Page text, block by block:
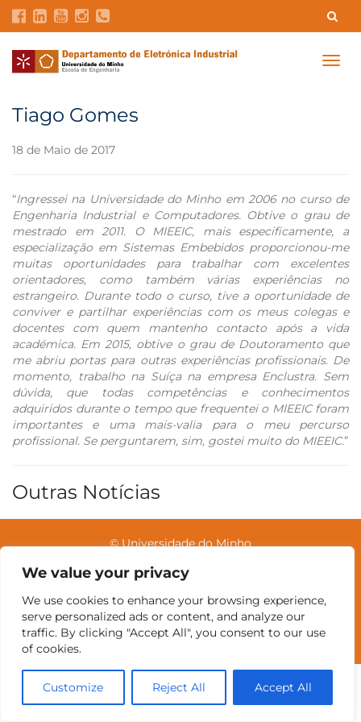
We value your privacy
We use cookies to enhance your browsing experience,
serve personalized ads or content, and analyze our
traffic. By clicking "Accept All", you consent to our use
of cookies.
Customize Reject All Accept All
Contatos Intranet GDMI UMinho
Tiago Gomes
18 de Maio de 2017
“Ingressei na Universidade do Minho em 2006 no curso de
Engenharia Industrial e Computadores. Obtive o grau de
mestrado em 2011. O MIEEIC, mais especificamente, a
especialização em Sistemas Embebidos proporcionou-me
muitas oportunidades para trabalhar com excelentes
orientadores, como também várias experiências no
estrangeiro. Durante todo o curso, tive a oportunidade de
conviver e partilhar experiências com os meus colegas e
docentes com quem mantenho contacto após a vida
académica. Em 2015, obtive o grau de Doutoramento que
me abriu portas para outras experiências profissionais. De
momento, trabalho na Suíça na empresa Enclustra. Sem
dúvida, que todas competências e conhecimentos
adquiridos durante o tempo que frequentei o MIEEIC foram
importantes e uma mais-valia para o meu percurso
profissional. Se perguntarem, sim, gostei muito do MIEEIC.”
Outras Notícias
© Universidade do Minho
Contatos Intranet GDMI UMinho
EEUM
Reservas no Labotório
English